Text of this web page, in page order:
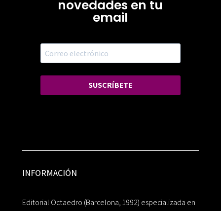
novedades en tu
email
SUSCRÍBETE
INFORMACIÓN
Editorial Octaedro (Barcelona, 1992) especializada en